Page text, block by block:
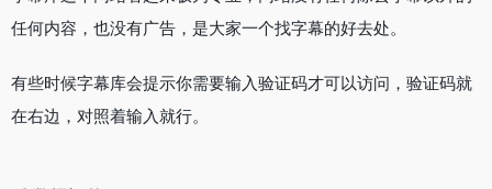
任何内容，也没有广告，是大家一个找字幕的好去处。
有些时候字幕库会提示你需要输入验证码才可以访问，验证码就
在右边，对照着输入就行。